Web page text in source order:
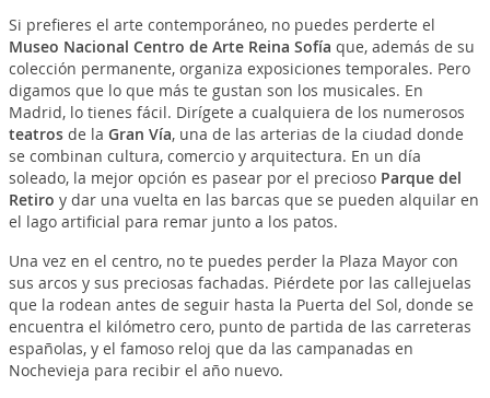
Si prefieres el arte contemporáneo, no puedes perderte el
Museo Nacional Centro de Arte Reina Sofía que, además de su
colección permanente, organiza exposiciones temporales. Pero
digamos que lo que más te gustan son los musicales. En
Madrid, lo tienes fácil. Dirígete a cualquiera de los numerosos
teatrosde la Gran Vía, una de las arterias de la ciudad donde
se combinan cultura, comercio y arquitectura. En un día
soleado, la mejor opción es pasear por el precioso Parque del
Retiro y dar una vuelta en las barcas que se pueden alquilar en
el lago artificial para remar junto a los patos.
Una vez en el centro, no te puedes perder la Plaza Mayor con
sus arcos y sus preciosas fachadas. Piérdete por las callejuelas
que la rodean antes de seguir hasta la Puerta del Sol, donde se
encuentra el kilómetro cero, punto de partida de las carreteras
españolas, y el famoso reloj que da las campanadas en
Nochevieja para recibir el año nuevo.